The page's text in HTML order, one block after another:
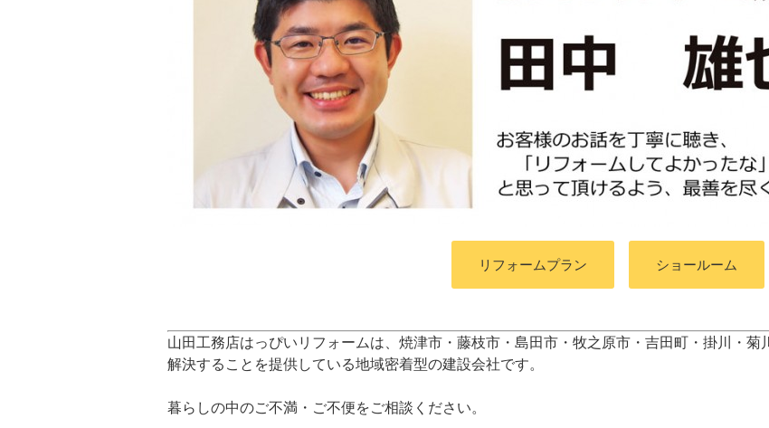
リフォームプラン ショールーム
山田工務店はっぴいリフォームは、焼津市・藤枝市・島田市・牧之原市・吉田町 ・掛川・菊川
解決することを提供している地域密着型の建設会社です。
暮らしの中のご不満・ご不便をご相談ください。